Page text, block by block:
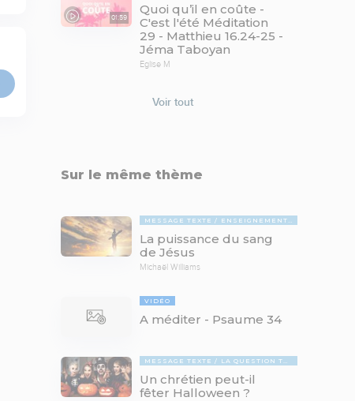
01:59
Quoi qu’il en coûte -
C'est l'été Méditation
29 - Matthieu 16.24-25 -
Jéma Taboyan
Eglise M
Voir tout
Sur le même thème
MESSAGE TEXTE ENSEIGNEMENTS BIBLIQUES
La puissance du sang
de Jésus
Michaël Williams
VIDÉO
A méditer - Psaume 34
MESSAGE TEXTE LA QUESTION TABOUE
Un chrétien peut-il
fêter Halloween ?